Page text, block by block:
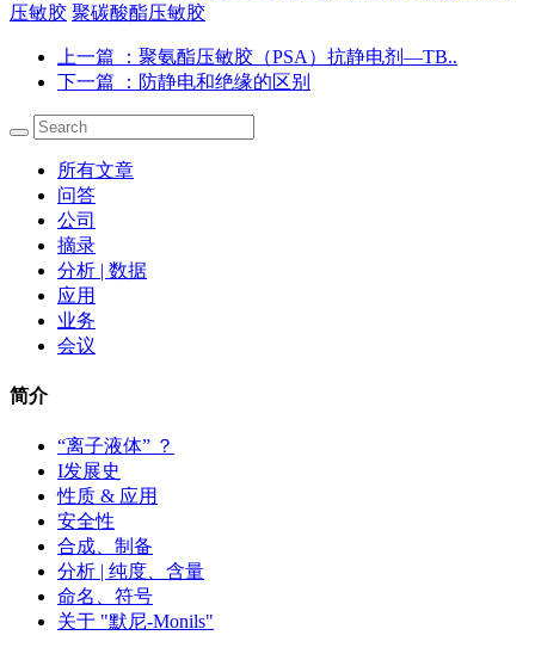
压敏胶 聚碳酸酯压敏胶
上一篇
：聚氨酯压敏胶（PSA）抗静电剂‍—​TB..
下一篇
：防静电和绝缘的区别
所有文章
问答
公司
摘录
分析 | 数据
应用
业务
会议
简介
“离子液体” ？
I发展史
性质 & 应用
安全性
合成、制备
分析 | 纯度、含量
命名、符号
关于 "默尼-Monils"